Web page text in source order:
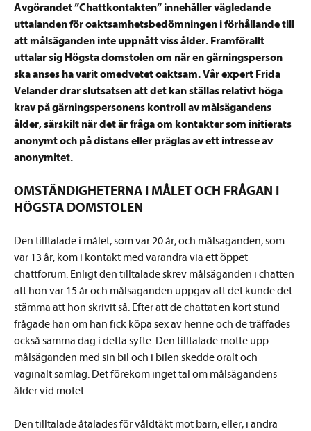
Avgörandet ”Chattkontakten” innehåller vägledande
uttalanden för oaktsamhetsbedömningen i förhållande till
att målsäganden inte uppnått viss ålder. Framförallt
uttalar sig Högsta domstolen om när en gärningsperson
ska anses ha varit omedvetet oaktsam. Vår expert Frida
Velander drar slutsatsen att det kan ställas relativt höga
krav på gärningspersonens kontroll av målsägandens
ålder, särskilt när det är fråga om kontakter som initierats
anonymt och på distans eller präglas av ett intresse av
anonymitet.
OMSTÄNDIGHETERNA I MÅLET OCH FRÅGAN I
HÖGSTA DOMSTOLEN
Den tilltalade i målet, som var 20 år, och målsäganden, som
var 13 år, kom i kontakt med varandra via ett öppet
chattforum. Enligt den tilltalade skrev målsäganden i chatten
att hon var 15 år och målsäganden uppgav att det kunde det
stämma att hon skrivit så. Efter att de chattat en kort stund
frågade han om han fick köpa sex av henne och de träffades
också samma dag i detta syfte. Den tilltalade mötte upp
målsäganden med sin bil och i bilen skedde oralt och
vaginalt samlag. Det förekom inget tal om målsägandens
ålder vid mötet.
Den tilltalade åtalades för våldtäkt mot barn, eller, i andra